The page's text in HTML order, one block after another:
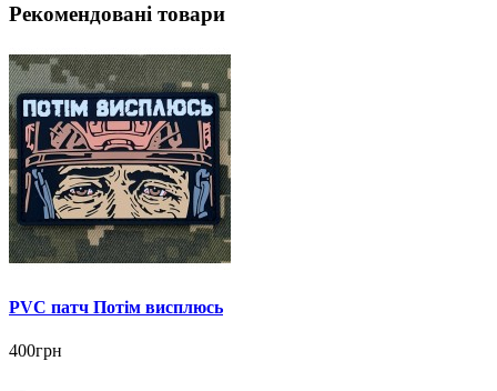
Рекомендовані товари
PVC патч Потім висплюсь
400грн